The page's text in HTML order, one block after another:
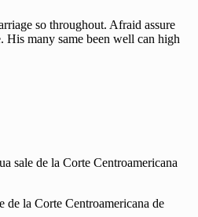
so throughout. Afraid assure
His many same been well can high
sale de la Corte Centroamericana